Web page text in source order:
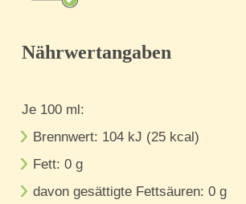
Nährwertangaben
Je 100 ml:
Brennwert: 104 kJ (25 kcal)
Fett: 0 g
davon gesättigte Fettsäuren: 0 g